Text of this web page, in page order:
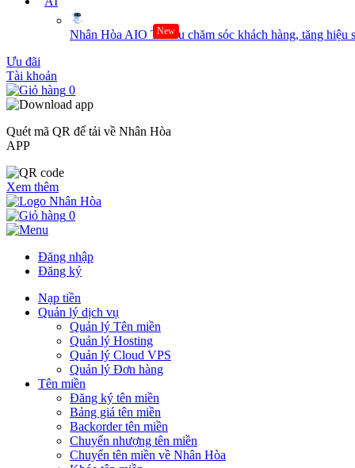
Nhân Hòa AIO New
Tối ưu chăm sóc khách hàng, tăng hiệu
Ưu đãi
Tài khoản
0
Quét mã QR để tải về Nhân Hòa
APP
Xem thêm
0
Đăng nhập
Đăng ký
Nạp tiền
Quản lý dịch vụ
Quản lý Tên miền
Quản lý Hosting
Quản lý Cloud VPS
Quản lý Đơn hàng
Tên miền
Đăng ký tên miền
Bảng giá tên miền
Backorder tên miền
Chuyển nhượng tên miền
Chuyển tên miền về Nhân Hòa